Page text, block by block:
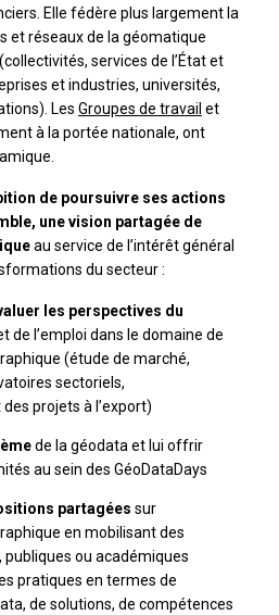
Elle fédère plus largement la
et réseaux de la géomatique
services de l’État et
et industries, universités,
Les Groupes de travail et
à la portée nationale, ont
de poursuivre ses actions
une vision partagée de
au service de l’intérêt général
du secteur :
les perspectives du
de l’emploi dans le domaine de
(étude de marché,
sectoriels,
projets à l’export)
de la géodata et lui offrir
au sein des GéoDataDays
partagées sur
en mobilisant des
publiques ou académiques
pratiques en termes de
de solutions, de compétences